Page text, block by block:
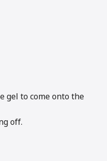
gel to come onto the
off.